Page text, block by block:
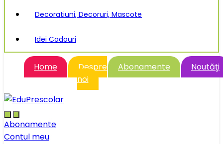
Decoratiuni, Decoruri, Mascote
Idei Cadouri
Home
Despre
noi
Abonamente Noutăţi
Abonamente
Contul meu